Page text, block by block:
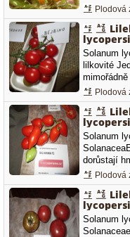
typu,které
pecek. Má
moc
Plodová
Solanum
lilkovité
do 4 cm a
raný
plody.
Plodová
Solanum
dorůstají
vybarvené
velice
odrůda se
Plodová
Solanum